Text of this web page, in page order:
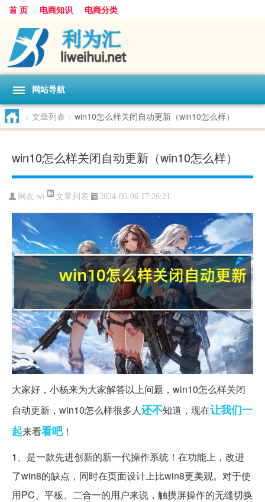
首 页 电商知识 电商分类
网站导航
> 文章列表 > win10怎么样关闭自动更新（win10怎么样）
win10怎么样关闭自动更新（win10怎么样）
网友:wi 文章列表 2024-06-06 17:26:21
大家好，小杨来为大家解答以上问题，win10怎么样关闭
自动更新，win10怎么样很多人还不知道，现在让我们一
起来看看吧！
1、是一款先进创新的新一代操作系统！在功能上，改进
了win8的缺点，同时在页面设计上比win8更美观。对于使
用PC、平板、二合一的用户来说，触摸屏操作的无缝切换